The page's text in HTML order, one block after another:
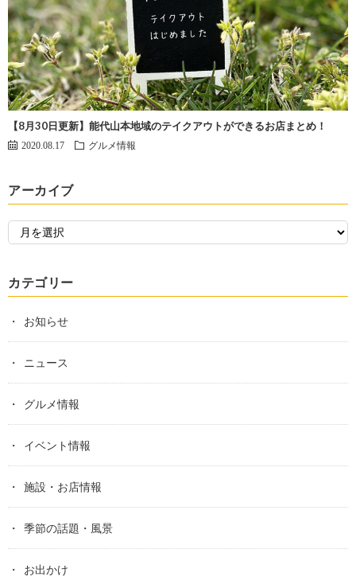
【8月30日更新】能代山本地域のテイクアウトができるお店まとめ！
2020.08.17 グルメ情報
アーカイブ
カテゴリー
お知らせ
ニュース
グルメ情報
イベント情報
施設・お店情報
季節の話題・風景
お出かけ